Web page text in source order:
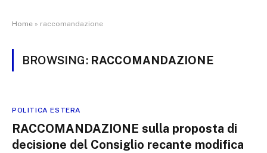
Home » raccomandazione
BROWSING: RACCOMANDAZIONE
POLITICA ESTERA
RACCOMANDAZIONE sulla proposta di
decisione del Consiglio recante modifica